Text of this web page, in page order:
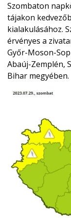
Szombaton
tájakon
kialakulásához.
érvényes a
Győr-Moson-
Abaúj-Zemplén,
Bihar megyében.